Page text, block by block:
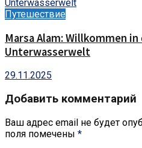
Путешествие
Marsa Alam: Willkommen
Unterwasserwelt
29.11.2025
Добавить комментарий
Ваш адрес email не будет
поля помечены *